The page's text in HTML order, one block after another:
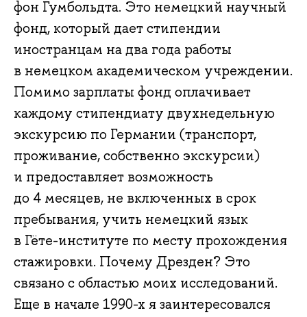
фон Гумбольдта. Это немецкий научный
фонд, который дает стипендии
иностранцам на два года работы
в немецком академическом учреждении.
Помимо зарплаты фонд оплачивает
каждому стипендиату двухнедельную
экскурсию по Германии (транспорт,
проживание, собственно экскурсии)
и предоставляет возможность
до 4 месяцев, не включенных в срок
пребывания, учить немецкий язык
в Гёте-институте по месту прохождения
стажировки. Почему Дрезден? Это
связано с областью моих исследований.
Еще в начале 1990-х я заинтересовался